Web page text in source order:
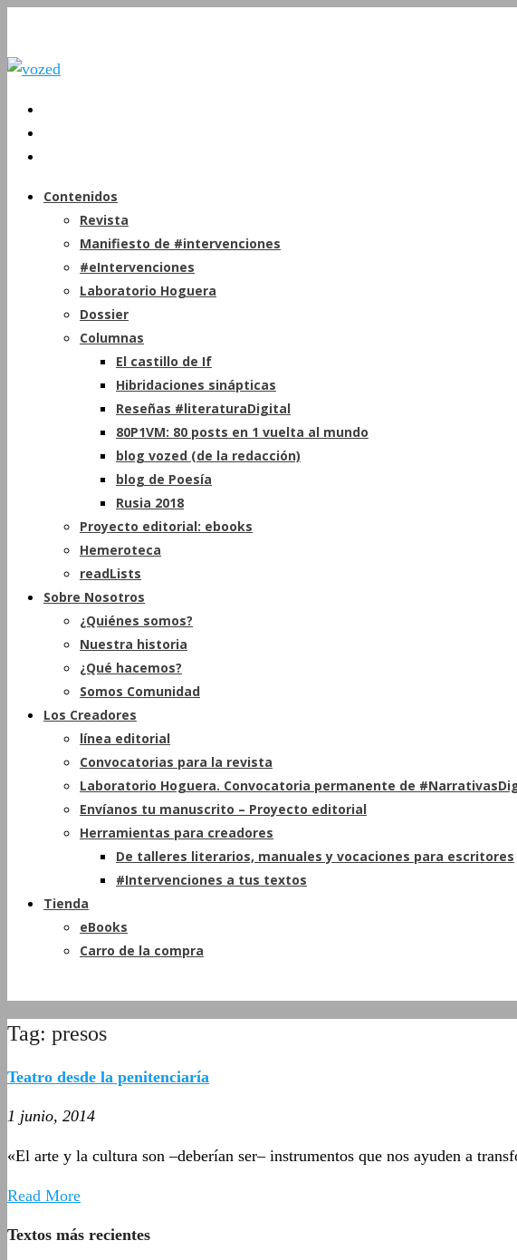
Contenidos
Revista
Manifiesto de #intervenciones
#eIntervenciones
Laboratorio Hoguera
Dossier
Columnas
El castillo de If
Hibridaciones sinápticas
Reseñas #literaturaDigital
80P1VM: 80 posts en 1 vuelta al mundo
blog vozed (de la redacción)
blog de Poesía
Rusia 2018
Proyecto editorial: ebooks
Hemeroteca
readLists
Sobre Nosotros
¿Quiénes somos?
Nuestra historia
¿Qué hacemos?
Somos Comunidad
Los Creadores
línea editorial
Convocatorias para la revista
Laboratorio Hoguera. Convocatoria permanente de
Envíanos tu manuscrito – Proyecto editorial
Herramientas para creadores
De talleres literarios, manuales y vocaciones para escritores
#Intervenciones a tus textos
Tienda
eBooks
Carro de la compra
Tag: presos
Teatro desde la penitenciaría
1 junio, 2014
«El arte y la cultura son –deberían ser– instrumentos que nos ayuden a
Read More
Textos más recientes